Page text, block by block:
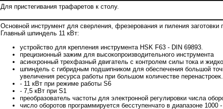
Для пристегивания трафаретов к столу.
Основной инструмент для сверления, фрезерования и пиления
Главный шпиндель 11 кВт:
устройство для крепления инструмента HSK F63 - DIN 69893.
прецизионный зажим для высокопроизводительного инструмента
асинхронный трехфазный двигатель с контролем силы тока и
шпиндель с гибридным подшипником для обеспечения большой
увеличения ресурса работы при большом количестве перенастроек.
- 11 кВт при режиме работы S6
- 7,5 кВт при S1
преобразователь частоты для электронной регулировки числа
число оборотов программируется бесступенчато в диапазоне 1000